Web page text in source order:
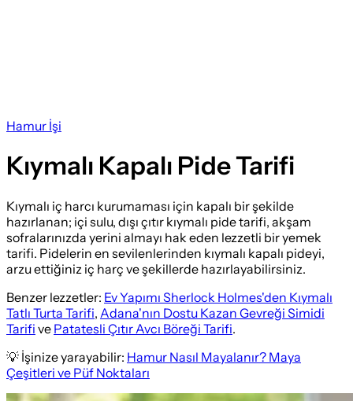
Hamur İşi
Kıymalı Kapalı Pide Tarifi
Kıymalı iç harcı kurumaması için kapalı bir şekilde
hazırlanan; içi sulu, dışı çıtır kıymalı pide tarifi, akşam
sofralarınızda yerini almayı hak eden lezzetli bir yemek
tarifi. Pidelerin en sevilenlerinden kıymalı kapalı pideyi,
arzu ettiğiniz iç harç ve şekillerde hazırlayabilirsiniz.
Benzer lezzetler: Ev Yapımı Sherlock Holmes'den Kıymalı
Tatlı Turta Tarifi, Adana'nın Dostu Kazan Gevreği Simidi
Tarifi ve Patatesli Çıtır Avcı Böreği Tarifi.
💡 İşinize yarayabilir: Hamur Nasıl Mayalanır? Maya
Çeşitleri ve Püf Noktaları